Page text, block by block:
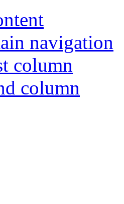
navigation
column
column